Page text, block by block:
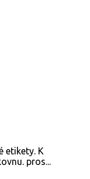
etikety. K
pros...